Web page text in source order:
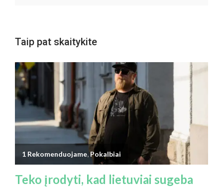
Taip pat skaitykite